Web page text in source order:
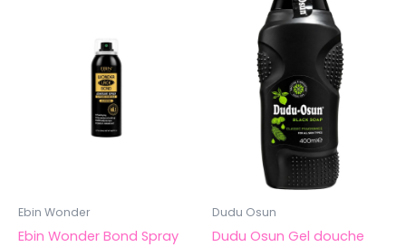
Ebin Wonder
Ebin Wonder Bond Spray
Dudu Osun
Dudu Osun Gel douche